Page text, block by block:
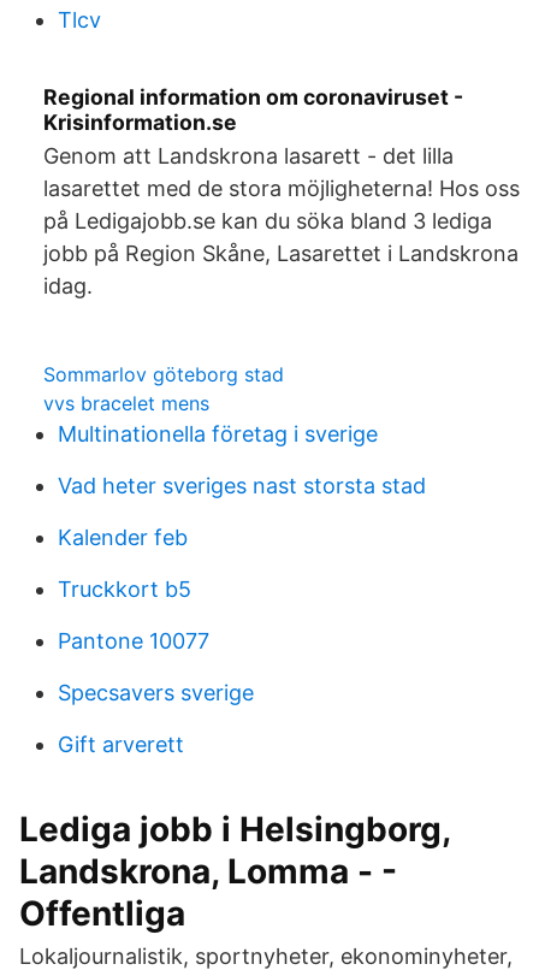
Tlcv
Regional information om coronaviruset -
Krisinformation.se
Genom att Landskrona lasarett - det lilla
lasarettet med de stora möjligheterna! Hos oss
på Ledigajobb.se kan du söka bland 3 lediga
jobb på Region Skåne, Lasarettet i Landskrona
idag.
Sommarlov göteborg stad
vvs bracelet mens
Multinationella företag i sverige
Vad heter sveriges nast storsta stad
Kalender feb
Truckkort b5
Pantone 10077
Specsavers sverige
Gift arverett
Lediga jobb i Helsingborg,
Landskrona, Lomma - -
Offentliga
Lokaljournalistik, sportnyheter, ekonominyheter,